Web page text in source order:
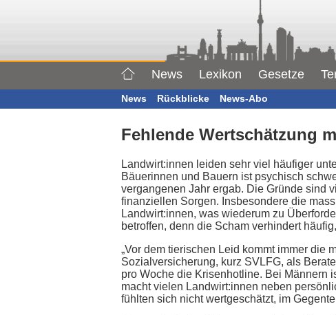
News Lexikon Gesetze
News Rückblicke News-Abo
Fehlende Wertschätzung
Landwirt:innen leiden sehr viel häufiger
Bäuerinnen und Bauern ist psychisch
vergangenen Jahr ergab. Die Gründe sind
finanziellen Sorgen. Insbesondere die
Landwirt:innen, was wiederum zu
betroffen, denn die Scham verhindert
„Vor dem tierischen Leid kommt immer die
Sozialversicherung, kurz SVLFG, als
pro Woche die Krisenhotline. Bei Männern
macht vielen Landwirt:innen neben
fühlten sich nicht wertgeschätzt, im